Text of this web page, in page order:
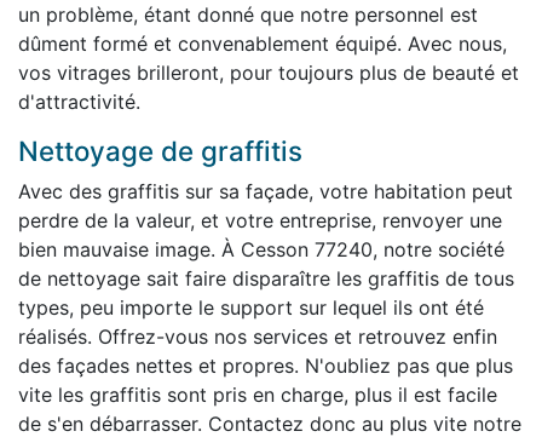
un problème, étant donné que notre personnel est
dûment formé et convenablement équipé. Avec nous,
vos vitrages brilleront, pour toujours plus de beauté et
d'attractivité.
Nettoyage de graffitis
Avec des graffitis sur sa façade, votre habitation peut
perdre de la valeur, et votre entreprise, renvoyer une
bien mauvaise image. À Cesson 77240, notre société
de nettoyage sait faire disparaître les graffitis de tous
types, peu importe le support sur lequel ils ont été
réalisés. Offrez-vous nos services et retrouvez enfin
des façades nettes et propres. N'oubliez pas que plus
vite les graffitis sont pris en charge, plus il est facile
de s'en débarrasser. Contactez donc au plus vite notre